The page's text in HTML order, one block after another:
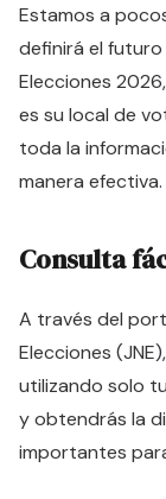
Estamos a
definirá el futuro
Elecciones
es su local de
toda la
manera efectiva.
Consulta
A través del
Elecciones
utilizando solo
y obtendrás la
importantes